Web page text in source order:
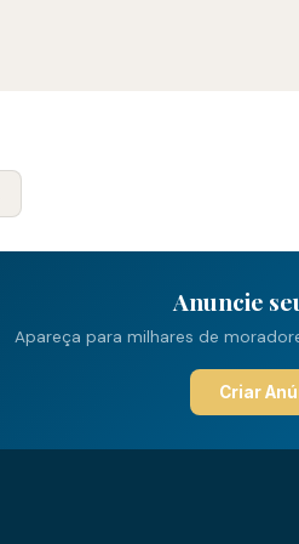
Anuncie
Apareça para milhares de
Criar